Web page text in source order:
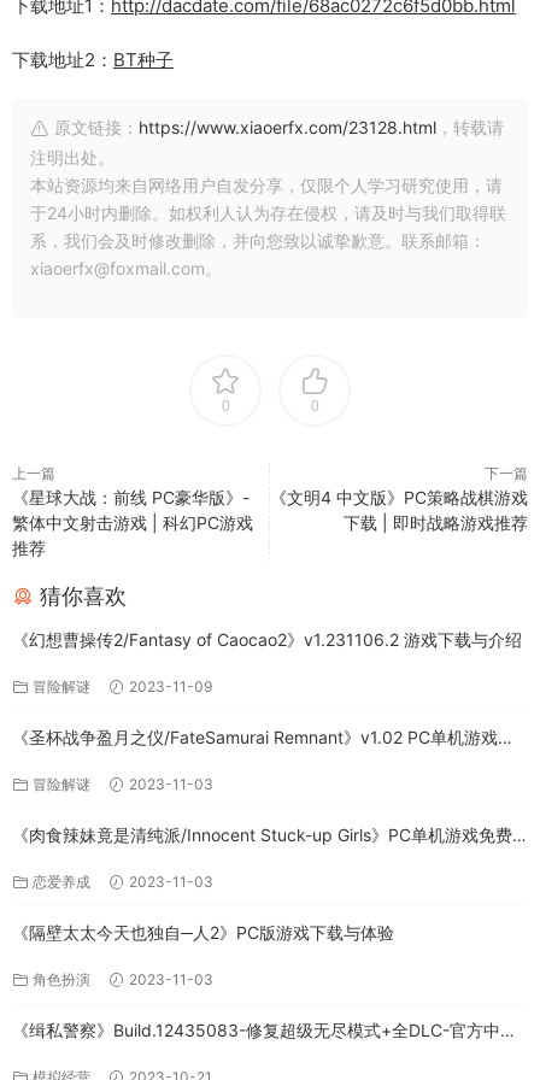
下载地址1： http://dacdate.com/file/68ac0272c6f5d0bb.html
下载地址2： BT种子
原文链接： https://www.xiaoerfx.com/23128.html ，转载请
注明出处。
本站资源均来自网络用户自发分享，仅限个人学习研究使用，请
于24小时内删除。如权利人认为存在侵权，请及时与我们取得联
系，我们会及时修改删除，并向您致以诚挚歉意。联系邮箱：
xiaoerfx@foxmail.com。
0 0
上一篇
《星球大战：前线 PC豪华版》-
繁体中文射击游戏 | 科幻PC游戏
推荐
下一篇
《文明4 中文版》PC策略战棋游戏
下载 | 即时战略游戏推荐
猜你喜欢
《幻想曹操传2/Fantasy of Caocao2》v1.231106.2 游戏下载与介绍
冒险解谜 2023-11-09
《圣杯战争盈月之仪/FateSamurai Remnant》v1.02 PC单机游戏下
冒险解谜 2023-11-03
《肉食辣妹竟是清纯派/Innocent Stuck-up Girls》PC单机游戏免费
恋爱养成 2023-11-03
《隔壁太太今天也独自─人2》PC版游戏下载与体验
角色扮演 2023-11-03
《缉私警察》Build.12435083-修复超级无尽模式+全DLC-官方中文-